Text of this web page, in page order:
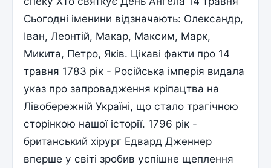
Сьогодні іменини відзначають: Олександр,
Іван, Леонтій, Макар, Максим, Марк,
Микита, Петро, Яків. Цікаві факти про 14
травня 1783 рік - Російська імперія видала
указ про запровадження кріпацтва на
Лівобережній Україні, що стало трагічною
сторінкою нашої історії. 1796 рік -
британський хірург Едвард Дженнер
вперше у світі зробив успішне щеплення